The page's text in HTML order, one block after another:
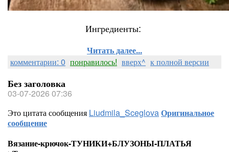
Ингредиенты:
Читать далее...
комментарии: 0 понравилось! вверх^ к полной версии
Без заголовка
03-07-2026 07:36
Это цитата сообщения Liudmila_SceglovaОригинальное
сообщение
Вязание-крючок-ТУНИКИ+БЛУЗОНЫ-ПЛАТЬЯ